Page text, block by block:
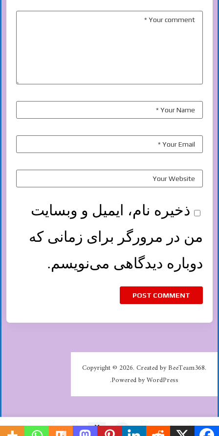
ذخیره نام، ایمیل و وبسایت
من در مرورگر برای زمانی که
دوباره دیدگاهی می‌نویسم.
Copyright © 2026. Created by BeeTeam368.
Powered by WordPress.